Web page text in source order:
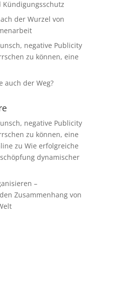
der Wurzel von
negative Publicity
zu können, eine
auch der Weg?
negative Publicity
zu können, eine
zu Wie erfolgreiche
dynamischer
–
Zusammenhang von